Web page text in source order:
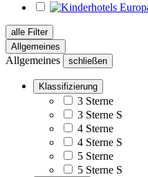
alle Filter
Allgemeines
Allgemeines schließen
Klassifizierung
3 Sterne
3 Sterne S
4 Sterne
4 Sterne S
5 Sterne
5 Sterne S